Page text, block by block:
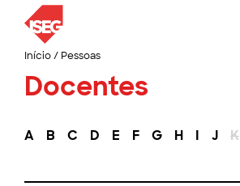
Início/ Pessoas
Docentes
A B C D E F G H I J K